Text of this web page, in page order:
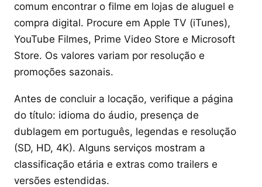
comum encontrar o filme em lojas de aluguel e
compra digital. Procure em Apple TV (iTunes),
YouTube Filmes, Prime Video Store e Microsoft
Store. Os valores variam por resolução e
promoções sazonais.
Antes de concluir a locação, verifique a página
do título: idioma do áudio, presença de
dublagem em português, legendas e resolução
(SD, HD, 4K). Alguns serviços mostram a
classificação etária e extras como trailers e
versões estendidas.